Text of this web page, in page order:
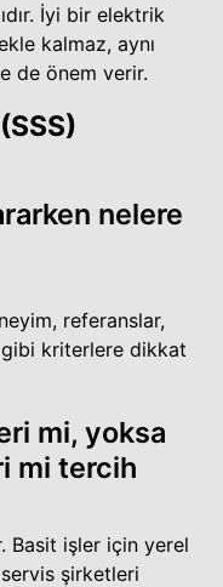
İyi bir elektrik
kalmaz, aynı
de önem verir.
nelere
referanslar,
kriterlere dikkat
mi, yoksa
mi tercih
Basit işler için yerel
şirketleri